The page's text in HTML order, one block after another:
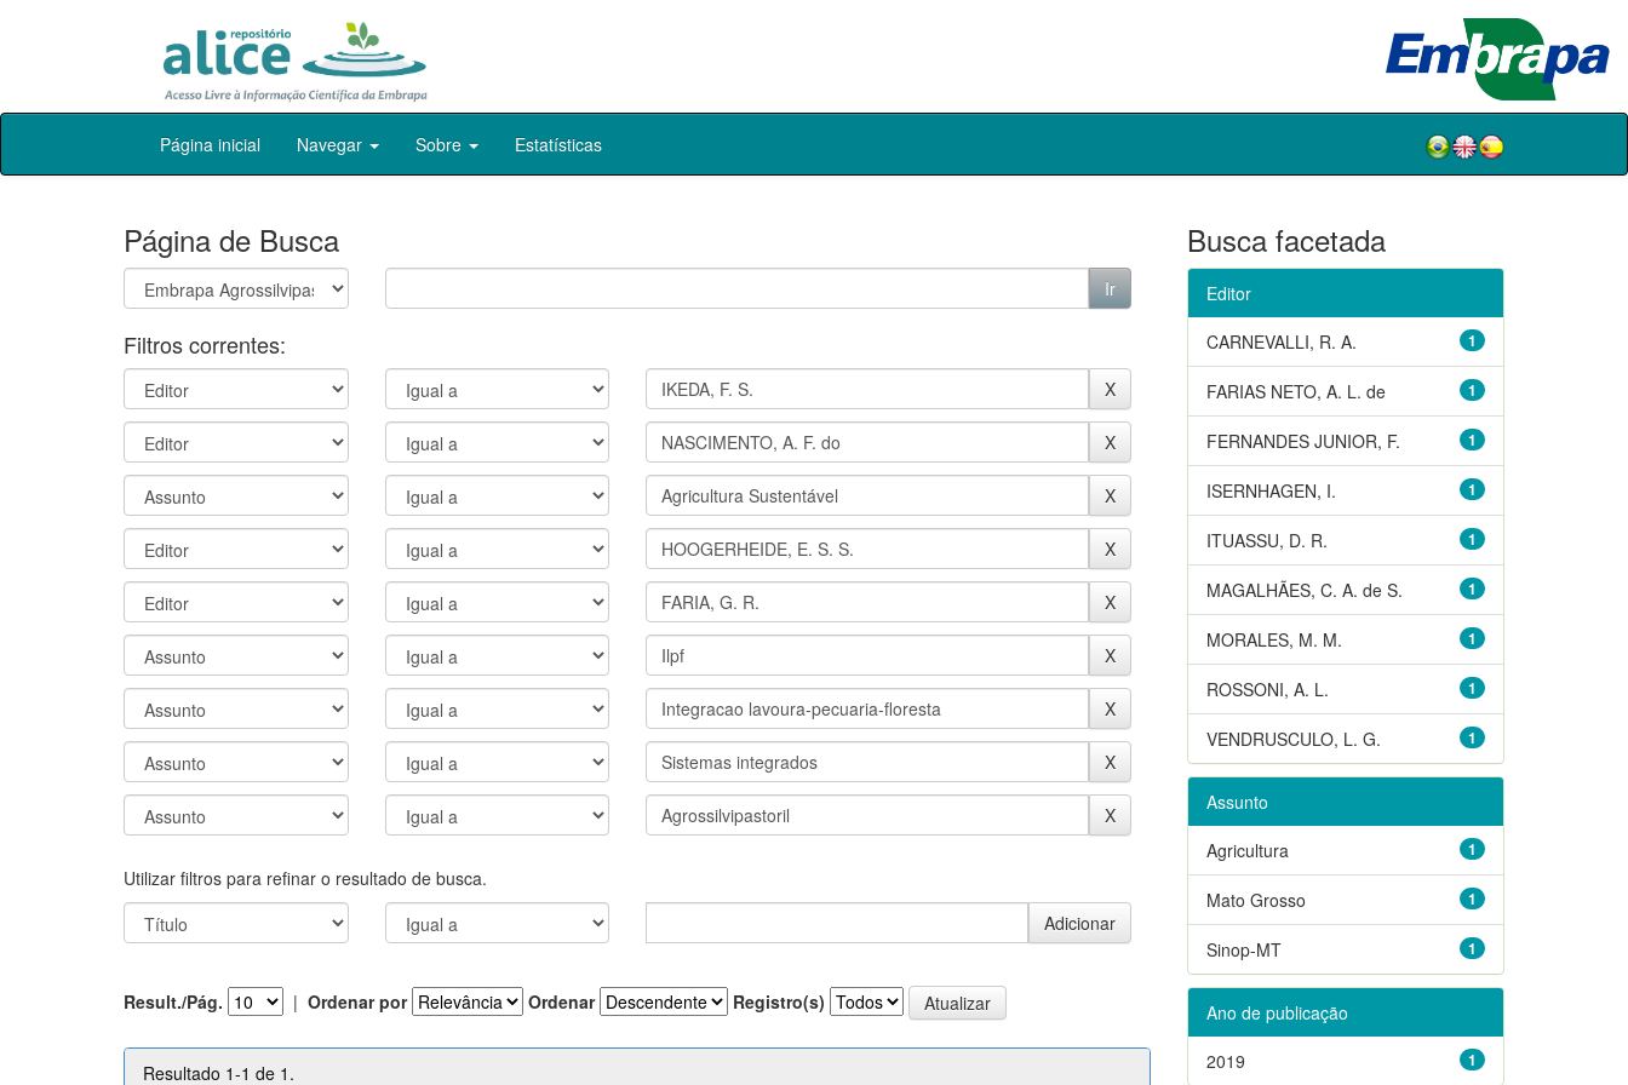
Skip
Página inicial Navegar Sobre Estatísticas
Página de Busca
Filtros correntes:
Utilizar filtros para refinar o resultado de busca.
Result./Pág. | Ordenar por Ordenar Registro(s)
Resultado 1-1 de 1.
Busca facetada
Editor
1
CARNEVALLI, R. A.
1
FARIAS NETO, A. L. de
1
FERNANDES JUNIOR, F.
1
ISERNHAGEN, I.
1
ITUASSU, D. R.
1
MAGALHÃES, C. A. de S.
1
MORALES, M. M.
1
ROSSONI, A. L.
1
VENDRUSCULO, L. G.
Assunto
1
Agricultura
1
Mato Grosso
1
Sinop-MT
Ano de publicação
1
2019